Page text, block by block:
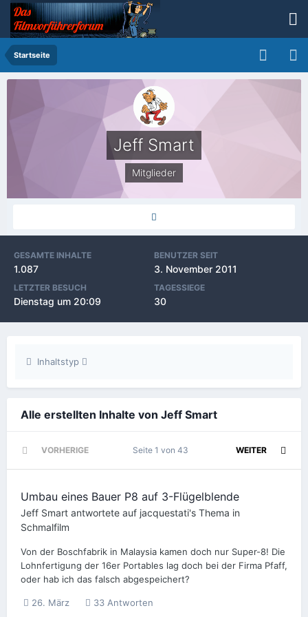
Startseite
Jeff Smart
Mitglieder
GESAMTE INHALTE
1.087
BENUTZER SEIT
3. November 2011
LETZTER BESUCH
Dienstag um 20:09
TAGESSIEGE
30
Inhaltstyp
Alle erstellten Inhalte von Jeff Smart
VORHERIGE WEITER
Seite 1 von 43
Umbau eines Bauer P8 auf 3-Flügelblende
Jeff Smart antwortete auf jacquestati's Thema in
Schmalfilm
Von der Boschfabrik in Malaysia kamen doch nur Super-8! Die
Lohnfertigung der 16er Portables lag doch bei der Firma Pfaff,
oder hab ich das falsch abgespeichert?
26. März 33 Antworten